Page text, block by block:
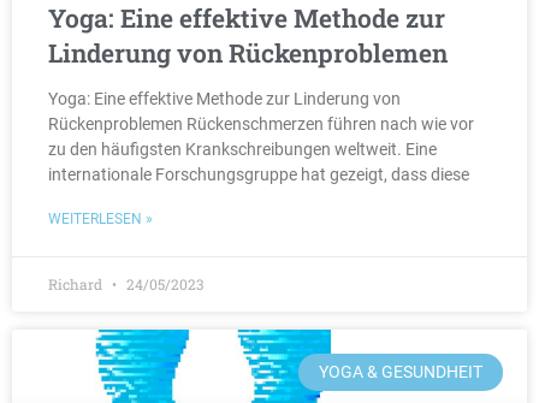
Yoga: Eine effektive Methode zur
Linderung von Rückenproblemen
Yoga: Eine effektive Methode zur Linderung von
Rückenproblemen Rückenschmerzen führen nach wie vor
zu den häufigsten Krankschreibungen weltweit. Eine
internationale Forschungsgruppe hat gezeigt, dass diese
WEITERLESEN »
Richard 24/05/2023
YOGA & GESUNDHEIT